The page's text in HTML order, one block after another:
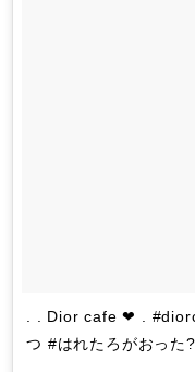
. . Dior cafe ❤︎ .
つ #はれたろがおっ